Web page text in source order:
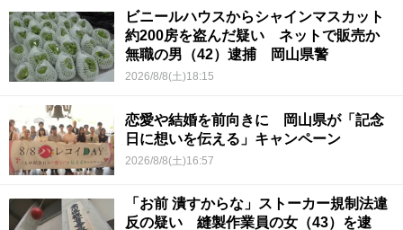
ビニールハウスからシャインマスカット
約200房を盗んだ疑い ネットで販売か
無職の男（42）逮捕 岡山県警
2026/8/8(土)18:15
恋愛や結婚を前向きに 岡山県が「記念
日に想いを伝える」キャンペーン
2026/8/8(土)16:57
「お前 潰すからな」ストーカー規制法違
反の疑い 縫製作業員の女（43）を逮